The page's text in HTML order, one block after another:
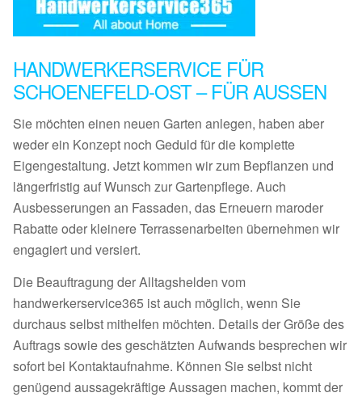
HANDWERKERSERVICE FÜR
SCHOENEFELD-OST – FÜR AUSSEN
Sie möchten einen neuen Garten anlegen, haben aber
weder ein Konzept noch Geduld für die komplette
Eigengestaltung. Jetzt kommen wir zum Bepflanzen und
längerfristig auf Wunsch zur Gartenpflege. Auch
Ausbesserungen an Fassaden, das Erneuern maroder
Rabatte oder kleinere Terrassenarbeiten übernehmen wir
engagiert und versiert.
Die Beauftragung der Alltagshelden vom
handwerkerservice365 ist auch möglich, wenn Sie
durchaus selbst mithelfen möchten. Details der Größe des
Auftrags sowie des geschätzten Aufwands besprechen wir
sofort bei Kontaktaufnahme. Können Sie selbst nicht
genügend aussagekräftige Aussagen machen, kommt der